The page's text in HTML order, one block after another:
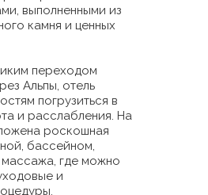
выполненными из
камня и ценных
переходом
Альпы, отель
погрузиться в
и расслабления. На
роскошная
бассейном,
где можно
и